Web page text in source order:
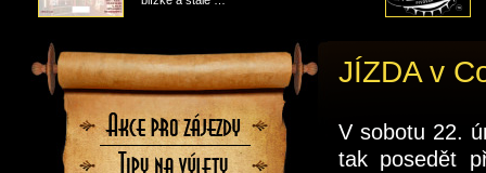
JÍZDA v
V sobotu 22.
tak posedět
Akce
pro
zájezdy
Tipy